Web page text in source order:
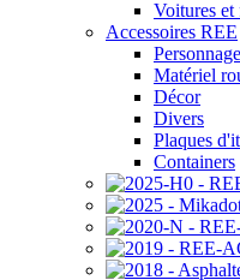
Voitures et
Accessoires REE
Matériel
Décor
Divers
Plaques
Containers